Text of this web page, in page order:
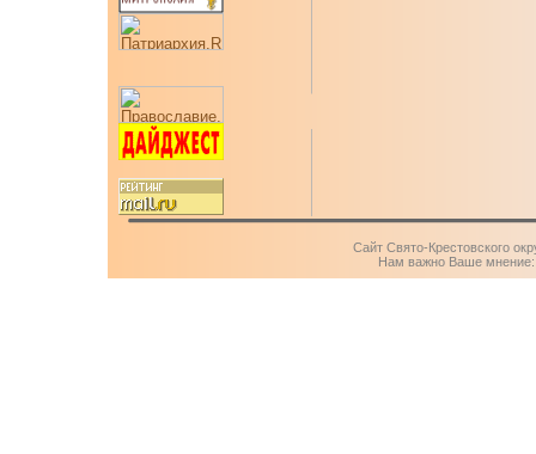
Сайт Свято-Крестовского
Нам важно Ваше